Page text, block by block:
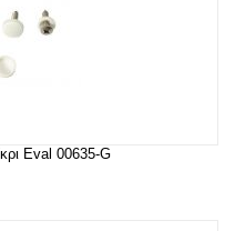
Eval 00635-G